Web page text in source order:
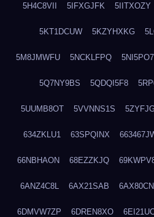
5H4C8VII 5IFXGJFK 5IITXOZY
5KT1DCUW 5KZYHXKG
5M8JMWFU 5NCKLFPQ 5NI5PO7L
5Q7NY9BS 5QDQI5F8
5UUMB8OT 5VVNNS1S
634ZKLU1 63SPQINX
66NBHAON 68EZZKJQ
6ANZ4C8L 6AX21SAB
6DMVW7ZP 6DREN8XO